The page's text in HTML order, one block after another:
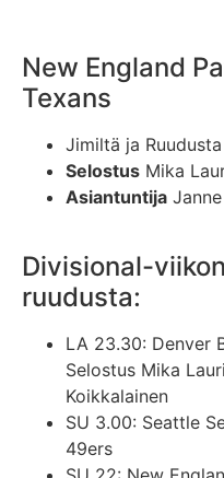
New England
Texans
Jimiltä ja
Selostus Mika
Asiantuntija
Divisional-
ruudusta:
LA 23.30: Denver
Selostus Mika
Koikkalainen
SU 3.00: Seattle
49ers